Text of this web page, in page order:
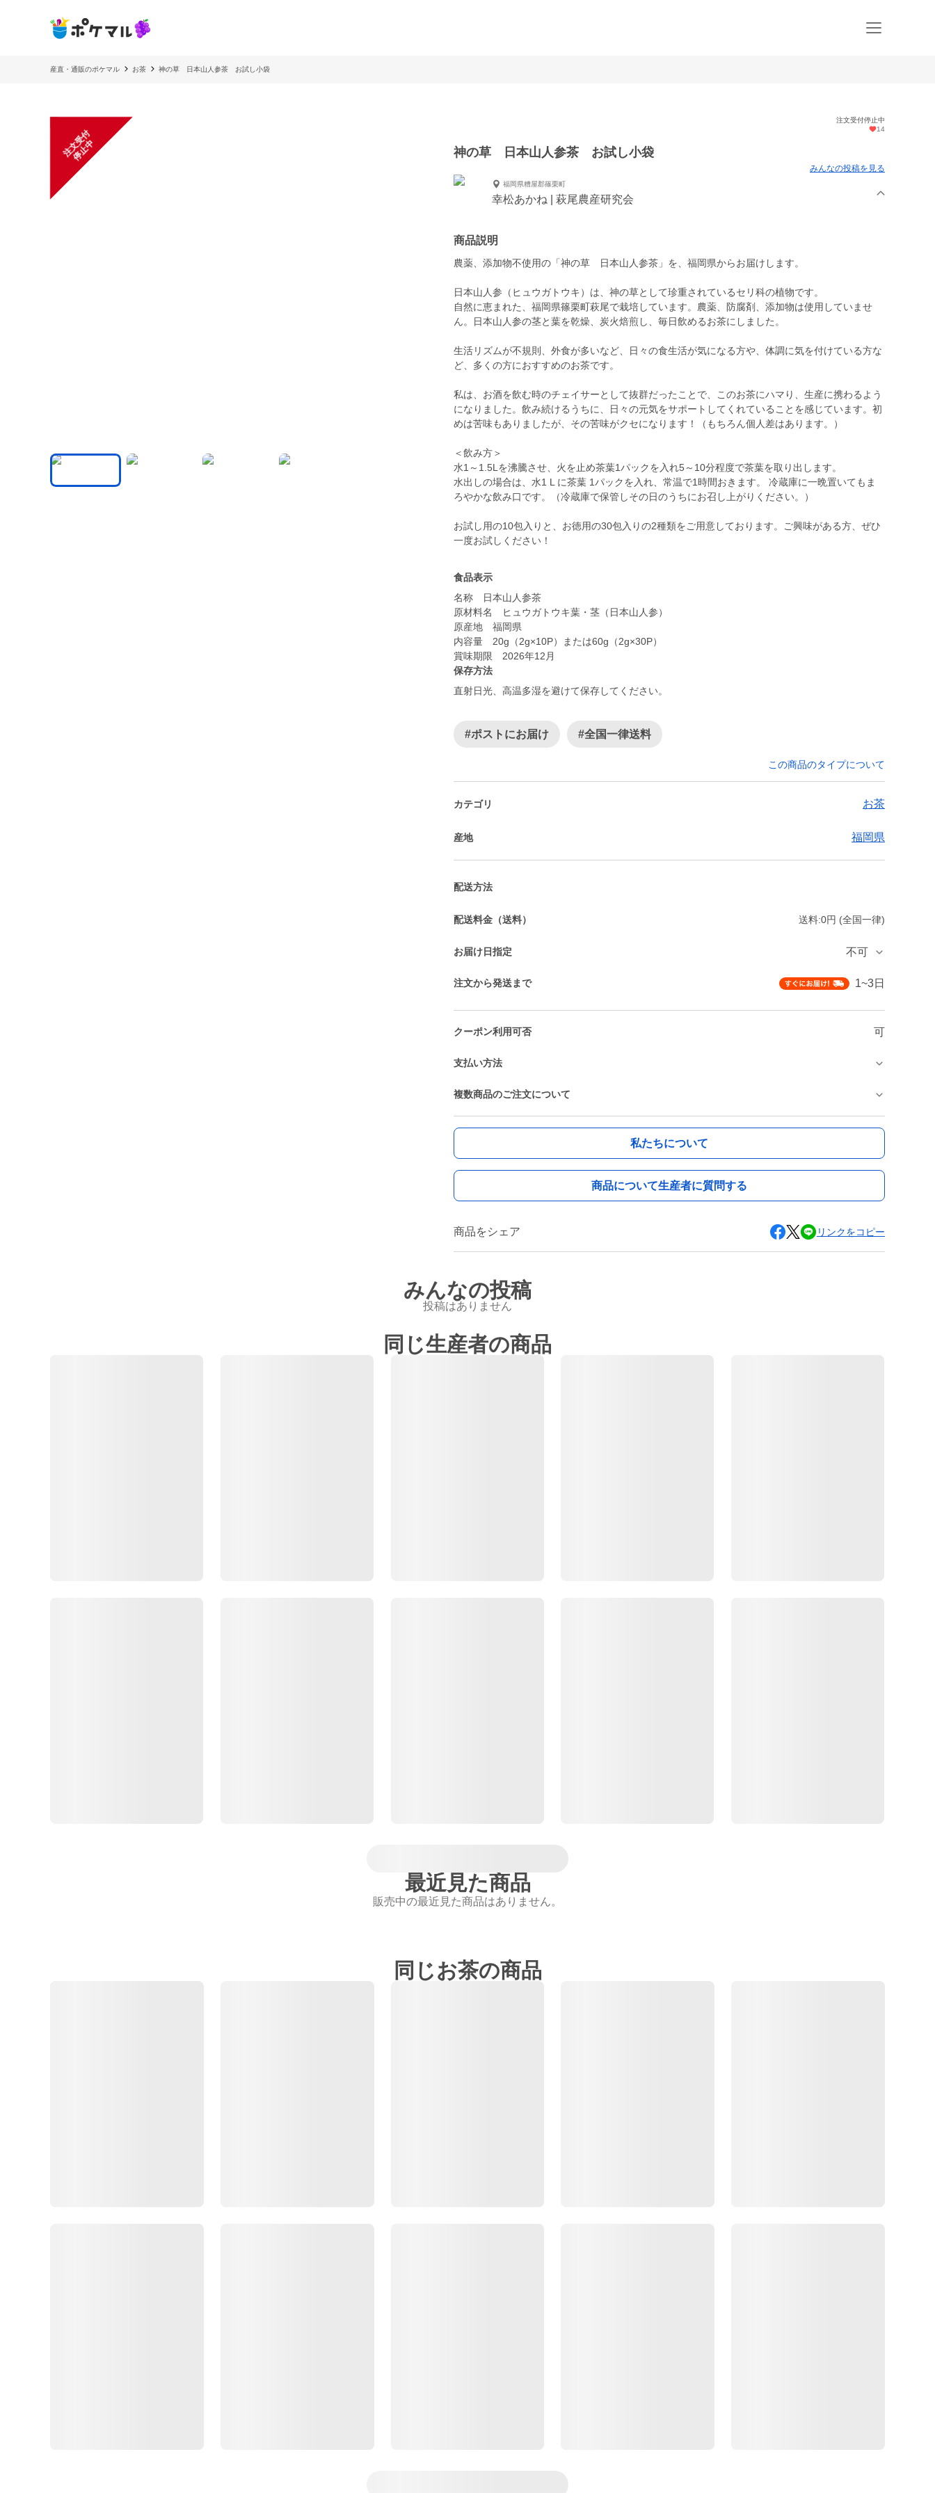
産直・通販のポケマル お茶 神の草 日本山人参茶 お試し小袋
注
文
受
付
停
止
中
注文受付停止中
14
神の草 日本山人参茶 お試し小袋
みんなの投稿を見る
福岡県糟屋郡篠栗町
幸松あかね | 萩尾農産研究会
商品説明
農薬、添加物不使用の「神の草 日本山人参茶」を、福岡県からお届けします。
日本山人参（ヒュウガトウキ）は、神の草として珍重されているセリ科の植物です。
自然に恵まれた、福岡県篠栗町萩尾で栽培しています。農薬、防腐剤、添加物は使用していませ
ん。日本山人参の茎と葉を乾燥、炭火焙煎し、毎日飲めるお茶にしました。
生活リズムが不規則、外食が多いなど、日々の食生活が気になる方や、体調に気を付けている方な
ど、多くの方におすすめのお茶です。
私は、お酒を飲む時のチェイサーとして抜群だったことで、このお茶にハマり、生産に携わるよう
になりました。飲み続けるうちに、日々の元気をサポートしてくれていることを感じています。初
めは苦味もありましたが、その苦味がクセになります！（もちろん個人差はあります。）
＜飲み方＞
水1～1.5Lを沸騰させ、火を止め茶葉1パックを入れ5～10分程度で茶葉を取り出します。
水出しの場合は、水1 L に茶葉 1パックを入れ、常温で1時間おきます。 冷蔵庫に一晩置いてもま
ろやかな飲み口です。（冷蔵庫で保管しその日のうちにお召し上がりください。）
お試し用の10包入りと、お徳用の30包入りの2種類をご用意しております。ご興味がある方、ぜひ
一度お試しください！
食品表示
名称 日本山人参茶
原材料名 ヒュウガトウキ葉・茎（日本山人参）
原産地 福岡県
内容量 20g（2g×10P）または60g（2g×30P）
賞味期限 2026年12月
保存方法
直射日光、高温多湿を避けて保存してください。
#ポストにお届け #全国一律送料
この商品のタイプについて
カテゴリ お茶
産地 福岡県
配送方法
配送料金（送料） 送料:0円 (全国一律)
お届け日指定 不可
注文から発送まで 1~3日
クーポン利用可否 可
支払い方法
複数商品のご注文について
私たちについて
商品について生産者に質問する
商品をシェア リンクをコピー
みんなの投稿
投稿はありません
同じ生産者の商品
最近見た商品
販売中の最近見た商品はありません。
同じお茶の商品